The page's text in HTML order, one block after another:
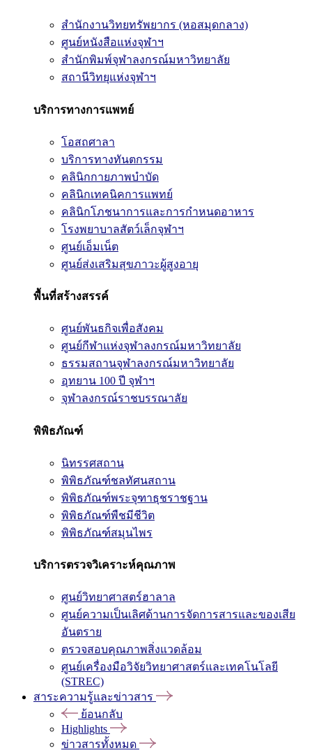
สำนักงานวิทยทรัพยากร (หอสมุดกลาง)
ศูนย์หนังสือแห่งจุฬาฯ
สำนักพิมพ์จุฬาลงกรณ์มหาวิทยาลัย
สถานีวิทยุแห่งจุฬาฯ
บริการทางการแพทย์
โอสถศาลา
บริการทางทันตกรรม
คลินิกกายภาพบำบัด
คลินิกเทคนิคการแพทย์
คลินิกโภชนาการและการกำหนดอาหาร
โรงพยาบาลสัตว์เล็กจุฬาฯ
ศูนย์เอ็มเน็ต
ศูนย์ส่งเสริมสุขภาวะผู้สูงอายุ
พื้นที่สร้างสรรค์
ศูนย์พันธกิจเพื่อสังคม
ศูนย์กีฬาแห่งจุฬาลงกรณ์มหาวิทยาลัย
ธรรมสถานจุฬาลงกรณ์มหาวิทยาลัย
อุทยาน 100 ปี จุฬาฯ
จุฬาลงกรณ์ราชบรรณาลัย
พิพิธภัณฑ์
นิทรรศสถาน
พิพิธภัณฑ์ชลทัศนสถาน
พิพิธภัณฑ์พระจุฑาธุชราชฐาน
พิพิธภัณฑ์พืชมีชีวิต
พิพิธภัณฑ์สมุนไพร
บริการตรวจวิเคราะห์คุณภาพ
ศูนย์วิทยาศาสตร์ฮาลาล
ศูนย์ความเป็นเลิศด้านการจัดการสารและของเสีย
อันตราย
ตรวจสอบคุณภาพสิ่งแวดล้อม
ศูนย์เครื่องมือวิจัยวิทยาศาสตร์และเทคโนโลยี
(STREC)
สาระความรู้และข่าวสาร
ย้อนกลับ
Highlights
ข่าวสารทั้งหมด